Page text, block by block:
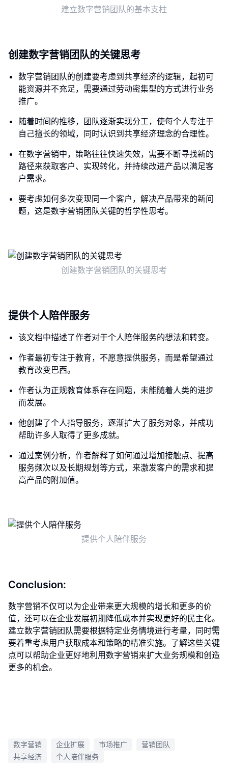
建立数字营销团队的基本支柱
创建数字营销团队的关键思考
数字营销团队的创建要考虑到共享经济的逻辑，起初可
能资源并不充足，需要通过劳动密集型的方式进行业务
推广。
随着时间的推移，团队逐渐实现分工，使每个人专注于
自己擅长的领域，同时认识到共享经济理念的合理性。
在数字营销中，策略往往快速失效，需要不断寻找新的
路径来获取客户、实现转化，并持续改进产品以满足客
户需求。
要考虑如何多次变现同一个客户，解决产品带来的新问
题，这是数字营销团队关键的哲学性思考。
创建数字营销团队的关键思考
提供个人陪伴服务
该文档中描述了作者对于个人陪伴服务的想法和转变。
作者最初专注于教育，不愿意提供服务，而是希望通过
教育改变巴西。
作者认为正规教育体系存在问题，未能随着人类的进步
而发展。
他创建了个人指导服务，逐渐扩大了服务对象，并成功
帮助许多人取得了更多成就。
通过案例分析，作者解释了如何通过增加接触点、提高
服务频次以及长期规划等方式，来激发客户的需求和提
高产品的附加值。
提供个人陪伴服务
Conclusion:
数字营销不仅可以为企业带来更大规模的增长和更多的价
值，还可以在企业发展初期降低成本并实现更好的民主化。
建立数字营销团队需要根据特定业务情境进行考量，同时需
要着重考虑用户获取成本和策略的精准实施。了解这些关键
点可以帮助企业更好地利用数字营销来扩大业务规模和创造
更多的机会。
数字营销 企业扩展 市场推广
营销团队
共享经济
个人陪伴服务